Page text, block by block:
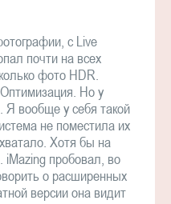
с Live
почти на всех
фото HDR.
Но у
вообще у себя такой
не поместила их
Хотя бы на
пробовал, во
о расширенных
версии она видит